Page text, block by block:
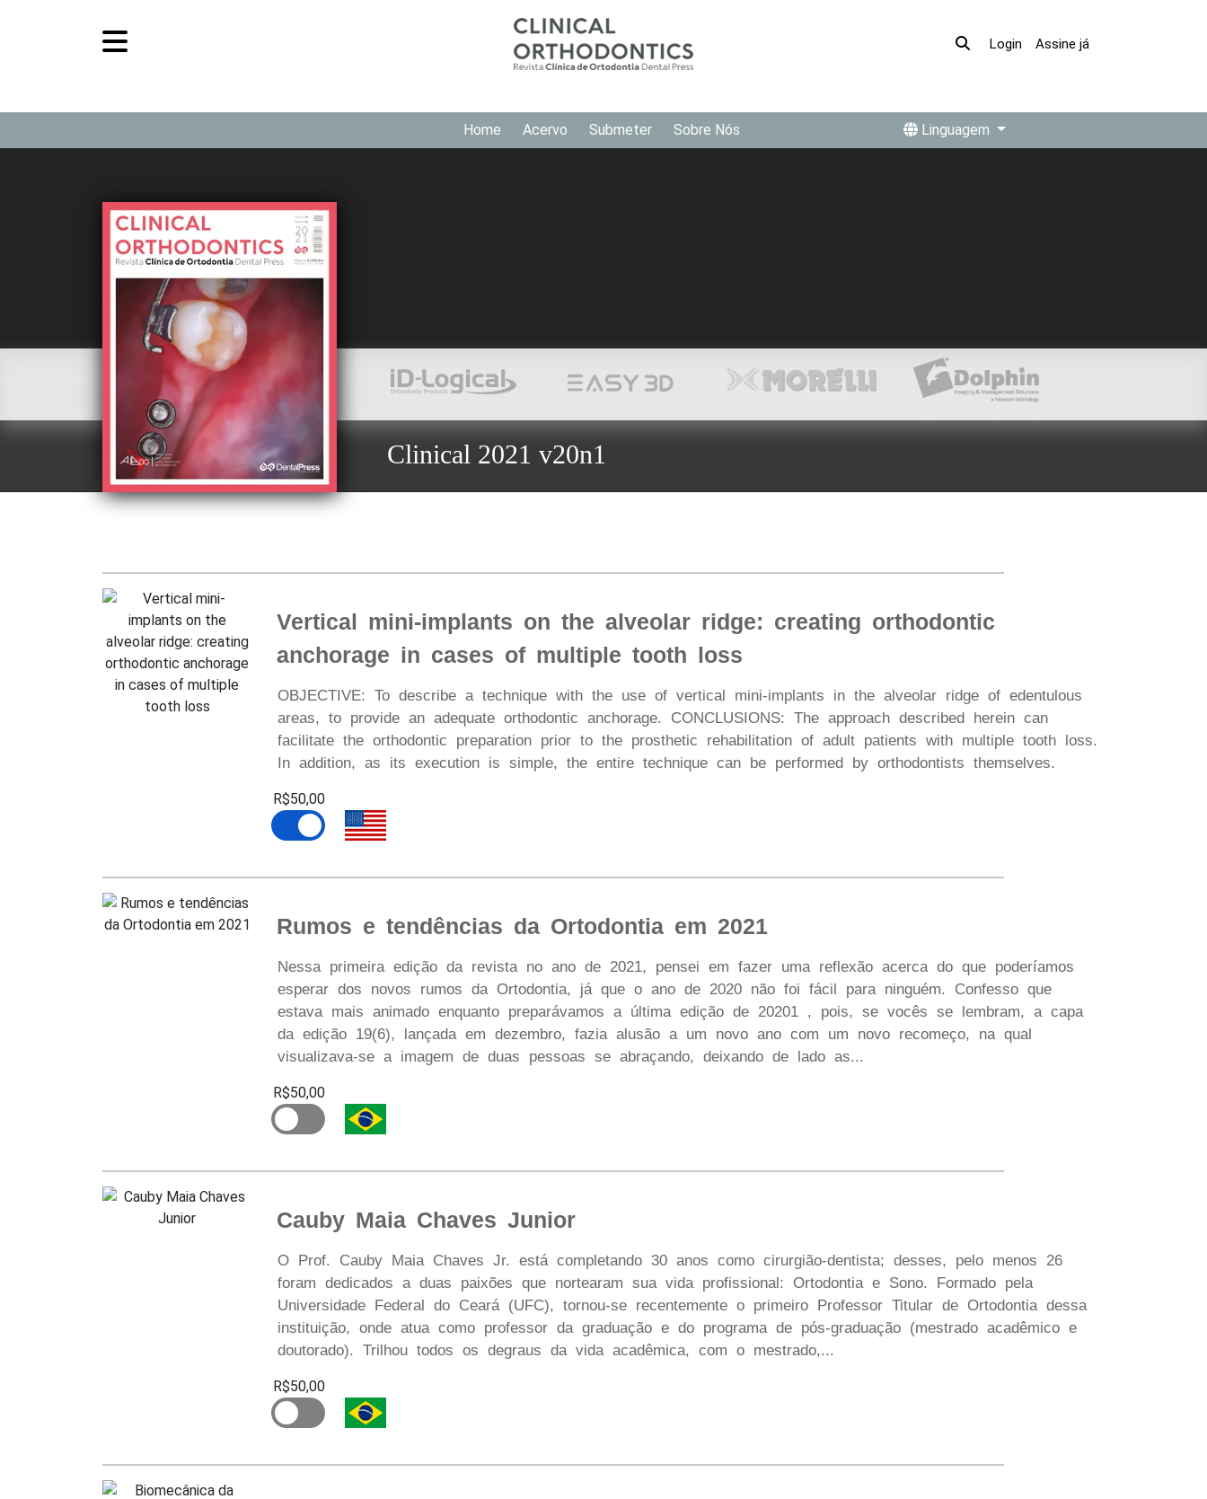
Login Assine já
Home Acervo Submeter Sobre Nós Linguagem
Clinical 2021 v20n1
Vertical mini-implants on the alveolar ridge: creating orthodontic
anchorage in cases of multiple tooth loss
OBJECTIVE: To describe a technique with the use of vertical mini-implants in the alveolar ridge of edentulous
areas, to provide an adequate orthodontic anchorage. CONCLUSIONS: The approach described herein can
facilitate the orthodontic preparation prior to the prosthetic rehabilitation of adult patients with multiple tooth loss.
In addition, as its execution is simple, the entire technique can be performed by orthodontists themselves.
R$50,00
Rumos e tendências da Ortodontia em 2021
Nessa primeira edição da revista no ano de 2021, pensei em fazer uma reflexão acerca do que poderíamos
esperar dos novos rumos da Ortodontia, já que o ano de 2020 não foi fácil para ninguém. Confesso que
estava mais animado enquanto preparávamos a última edição de 20201 , pois, se vocês se lembram, a capa
da edição 19(6), lançada em dezembro, fazia alusão a um novo ano com um novo recomeço, na qual
visualizava-se a imagem de duas pessoas se abraçando, deixando de lado as...
R$50,00
Cauby Maia Chaves Junior
O Prof. Cauby Maia Chaves Jr. está completando 30 anos como cirurgião-dentista; desses, pelo menos 26
foram dedicados a duas paixões que nortearam sua vida profissional: Ortodontia e Sono. Formado pela
Universidade Federal do Ceará (UFC), tornou-se recentemente o primeiro Professor Titular de Ortodontia dessa
instituição, onde atua como professor da graduação e do programa de pós-graduação (mestrado acadêmico e
doutorado). Trilhou todos os degraus da vida acadêmica, com o mestrado,...
R$50,00